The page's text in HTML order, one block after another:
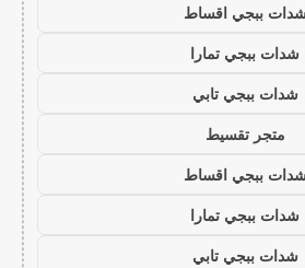
شدات ببجي اقساط
شدات ببجي تمارا
شدات ببجي تابي
متجر تقسيط
شدات ببجي اقساط
شدات ببجي تمارا
شدات ببجي تابي